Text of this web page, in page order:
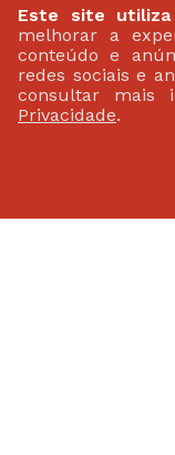
Este site utiliza
melhorar a
conteúdo e
redes sociais e
consultar mais
Privacidade.